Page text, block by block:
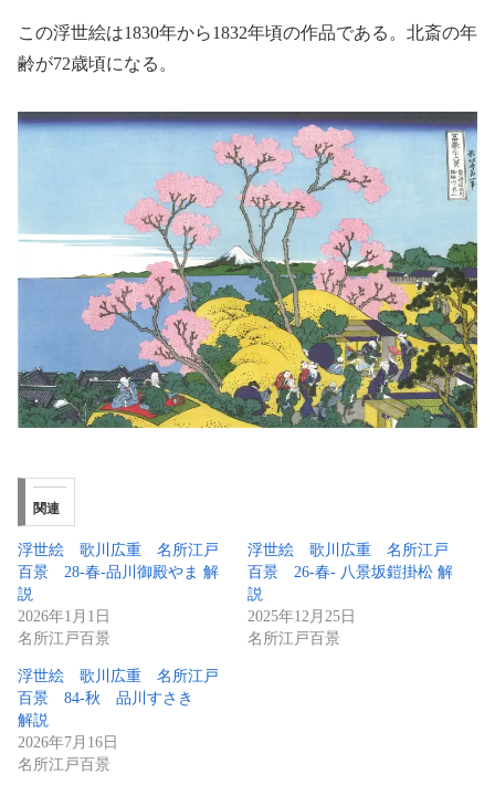
この浮世絵は1830年から1832年頃の作品である。北斎の年
齢が72歳頃になる。
関連
浮世絵 歌川広重 名所江戸
百景 28-春-品川御殿やま 解
説
2026年1月1日
名所江戸百景
浮世絵 歌川広重 名所江戸
百景 26-春- 八景坂鎧掛松 解
説
2025年12月25日
名所江戸百景
浮世絵 歌川広重 名所江戸
百景 84-秋 品川すさき
解説
2026年7月16日
名所江戸百景